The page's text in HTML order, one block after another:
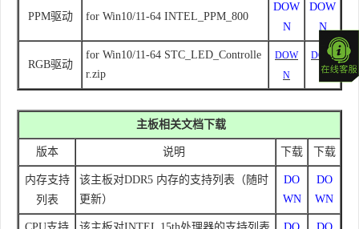
PPM驱动 for Win10/11-64 INTEL_PPM_800
DOW
N
DOW
N
RGB驱动
for Win10/11-64 STC_LED_Controlle
r.zip
DOW
N
DOW
N
主板相关文档下载
版本 说明 下载 下载
内存支持
列表
该主板对DDR5 内存的支持列表（随时
更新）
DO
WN
DO
WN